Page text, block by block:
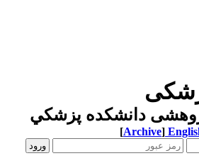
دانشکده پزشکي
[Archive]